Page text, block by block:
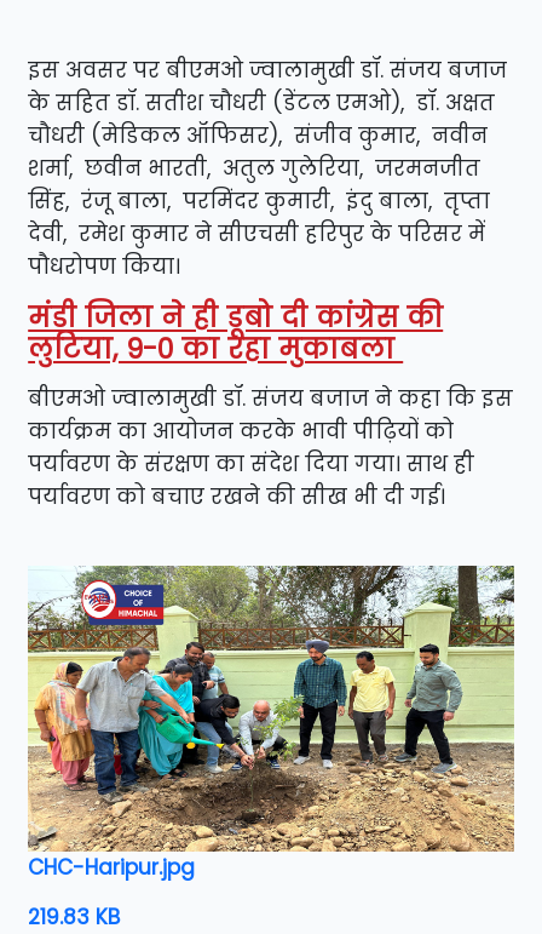
इस अवसर पर बीएमओ ज्वालामुखी डॉ. संजय बजाज
के सहित डॉ. सतीश चौधरी (डेंटल एमओ), डॉ. अक्षत
चौधरी (मेडिकल ऑफिसर), संजीव कुमार, नवीन
शर्मा, छवीन भारती, अतुल गुलेरिया, जरमनजीत
सिंह, रंजू बाला, परमिंदर कुमारी, इंदु बाला, तृप्ता
देवी, रमेश कुमार ने सीएचसी हरिपुर के परिसर में
पौधरोपण किया।
मंडी जिला ने ही डूबो दी कांग्रेस की
लुटिया, 9-0 का रहा मुकाबला
बीएमओ ज्वालामुखी डॉ. संजय बजाज ने कहा कि इस
कार्यक्रम का आयोजन करके भावी पीढ़ियों को
पर्यावरण के संरक्षण का संदेश दिया गया। साथ ही
पर्यावरण को बचाए रखने की सीख भी दी गई।
CHC-Haripur.jpg
219.83 KB